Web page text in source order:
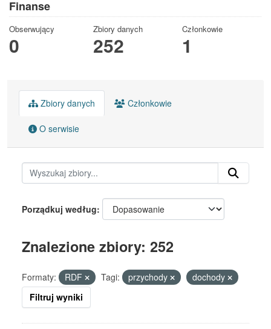
Finanse
Obserwujący
0
Zbiory danych
252
Członkowie
1
Zbiory danych Członkowie
O serwisie
Porządkuj według
Znalezione zbiory: 252
Formaty: RDF Tagi: przychody
dochody
Filtruj wyniki